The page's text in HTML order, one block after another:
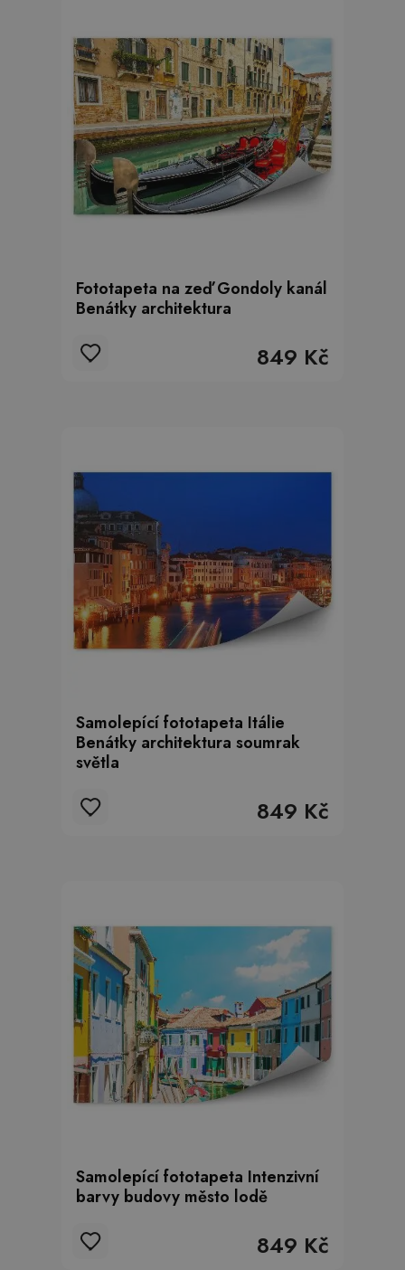
Fototapeta na zeď Gondoly kanál
Benátky architektura
849 Kč
Samolepící fototapeta Itálie
Benátky architektura soumrak
světla
849 Kč
Samolepící fototapeta Intenzivní
barvy budovy město lodě
849 Kč